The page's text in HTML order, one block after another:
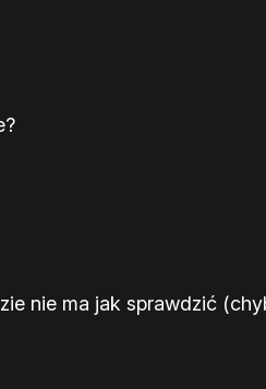
nie ma jak sprawdzić